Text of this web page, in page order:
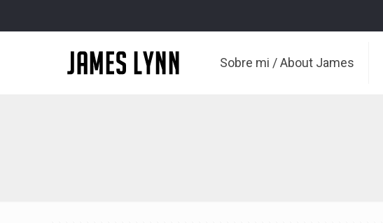
Sobre mi / About James